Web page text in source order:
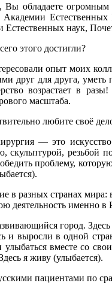
Вы обладаете
Академии
Естественных наук,
этого достигли?
опыт моих
друг для друга, уметь
возрастает в
масштаба.
любите своё
— это
скульптурой, резьбой
проблему,
в разных странах
деятельность именно в
город. Здесь
и выросли в одной
вместе со
я живу (улыбается).
пациентами по